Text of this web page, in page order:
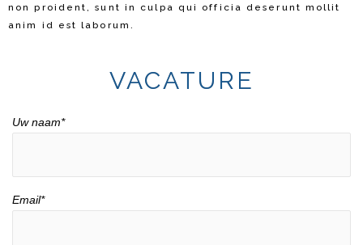
non proident, sunt in culpa qui officia deserunt mollit
anim id est laborum.
VACATURE
Uw naam*
Email*